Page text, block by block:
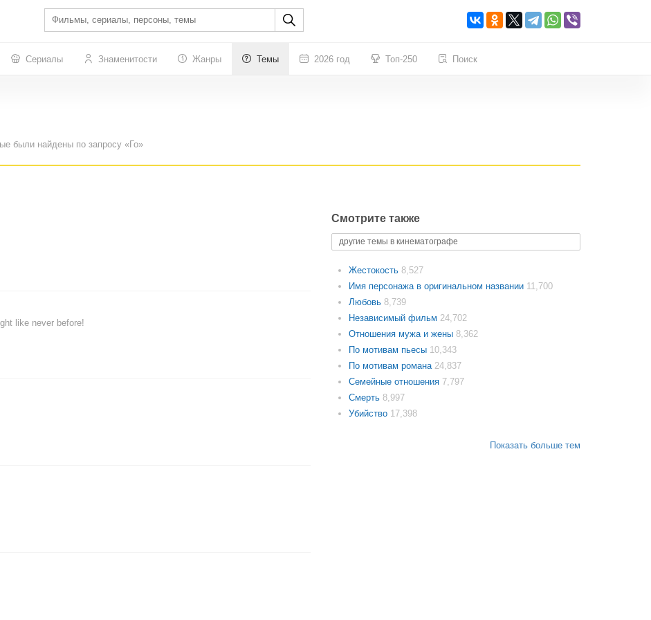
Сериалы Знаменитости Жанры Темы 2026 год Топ-250 Поиск
были найдены по запросу «Го»
like never before!
Смотрите также
другие темы в кинематографе
Жестокость 8,527
Имя персонажа в оригинальном названии 11,700
Любовь 8,739
Независимый фильм 24,702
Отношения мужа и жены 8,362
По мотивам пьесы 10,343
По мотивам романа 24,837
Семейные отношения 7,797
Смерть 8,997
Убийство 17,398
Показать больше тем